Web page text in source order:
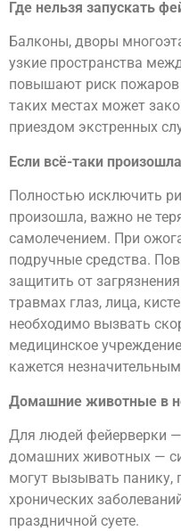
Где нельзя запускать
Балконы, дворы
узкие пространства
повышают риск
таких местах может
приездом экстренных
Если всё-таки
Полностью исключить
произошла, важно не
самолечением. При
подручные средства.
защитить от
травмах глаз, лица,
необходимо вызвать
медицинское
кажется
Домашние животные в
Для людей фейерверки
домашних животных —
могут вызывать панику,
хронических
праздничной суете.